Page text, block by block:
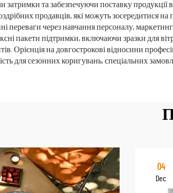
та забезпечуючи поставку продукції
продавців, які можуть зосередитися
переваги через навчання персоналу,
пакети підтримки, включаючи зразки для
Орієнція на довгострокові відносини
для сезонних коригувань, спеціальних
04
Dec